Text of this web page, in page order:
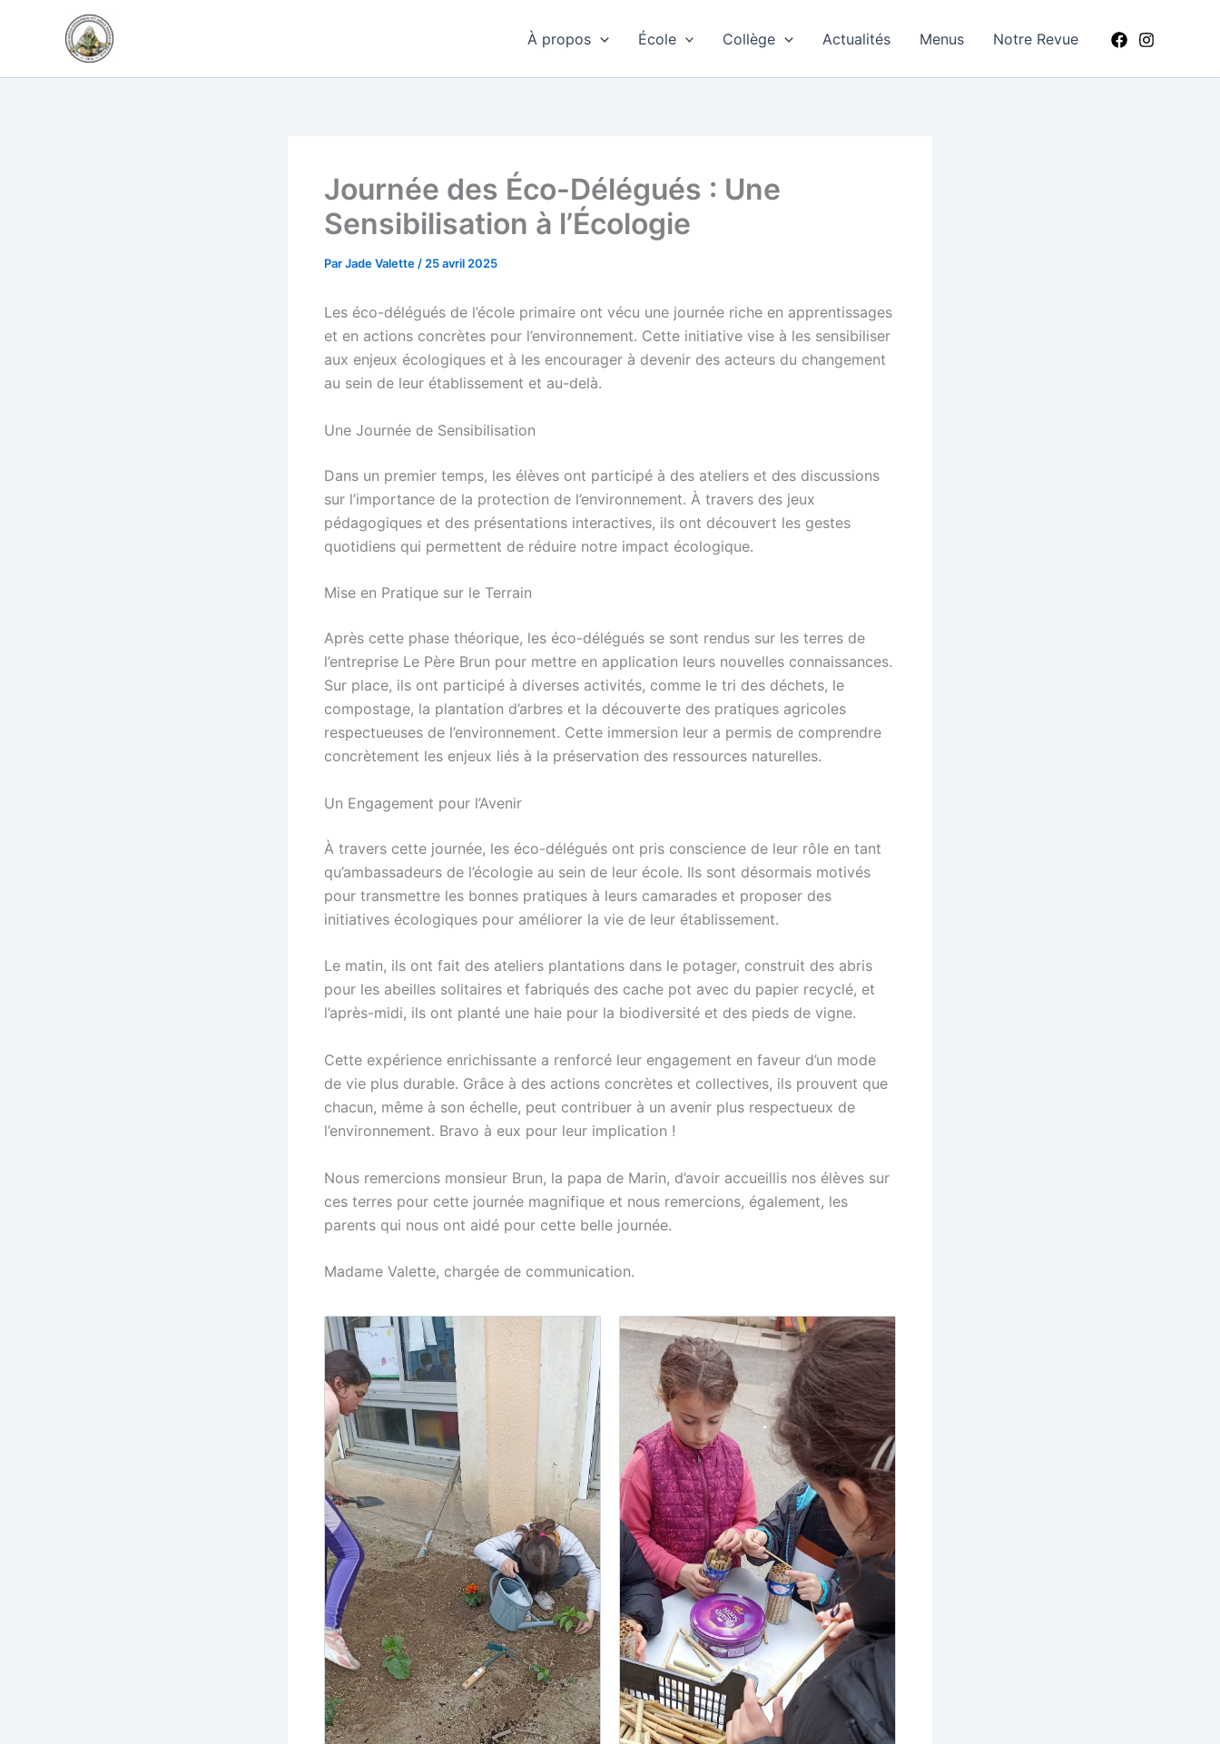
À propos École Collège Actualités Menus Notre Revue
Journée des Éco-Délégués : Une
Sensibilisation à l’Écologie
ParJade Valette / 25 avril 2025
Les éco-délégués de l’école primaire ont vécu une journée riche en apprentissages
et en actions concrètes pour l’environnement. Cette initiative vise à les sensibiliser
aux enjeux écologiques et à les encourager à devenir des acteurs du changement
au sein de leur établissement et au-delà.
Une Journée de Sensibilisation
Dans un premier temps, les élèves ont participé à des ateliers et des discussions
sur l’importance de la protection de l’environnement. À travers des jeux
pédagogiques et des présentations interactives, ils ont découvert les gestes
quotidiens qui permettent de réduire notre impact écologique.
Mise en Pratique sur le Terrain
Après cette phase théorique, les éco-délégués se sont rendus sur les terres de
l’entreprise Le Père Brun pour mettre en application leurs nouvelles connaissances.
Sur place, ils ont participé à diverses activités, comme le tri des déchets, le
compostage, la plantation d’arbres et la découverte des pratiques agricoles
respectueuses de l’environnement. Cette immersion leur a permis de comprendre
concrètement les enjeux liés à la préservation des ressources naturelles.
Un Engagement pour l’Avenir
À travers cette journée, les éco-délégués ont pris conscience de leur rôle en tant
qu’ambassadeurs de l’écologie au sein de leur école. Ils sont désormais motivés
pour transmettre les bonnes pratiques à leurs camarades et proposer des
initiatives écologiques pour améliorer la vie de leur établissement.
Le matin, ils ont fait des ateliers plantations dans le potager, construit des abris
pour les abeilles solitaires et fabriqués des cache pot avec du papier recyclé, et
l’après-midi, ils ont planté une haie pour la biodiversité et des pieds de vigne.
Cette expérience enrichissante a renforcé leur engagement en faveur d’un mode
de vie plus durable. Grâce à des actions concrètes et collectives, ils prouvent que
chacun, même à son échelle, peut contribuer à un avenir plus respectueux de
l’environnement. Bravo à eux pour leur implication !
Nous remercions monsieur Brun, la papa de Marin, d’avoir accueillis nos élèves sur
ces terres pour cette journée magnifique et nous remercions, également, les
parents qui nous ont aidé pour cette belle journée.
Madame Valette, chargée de communication.